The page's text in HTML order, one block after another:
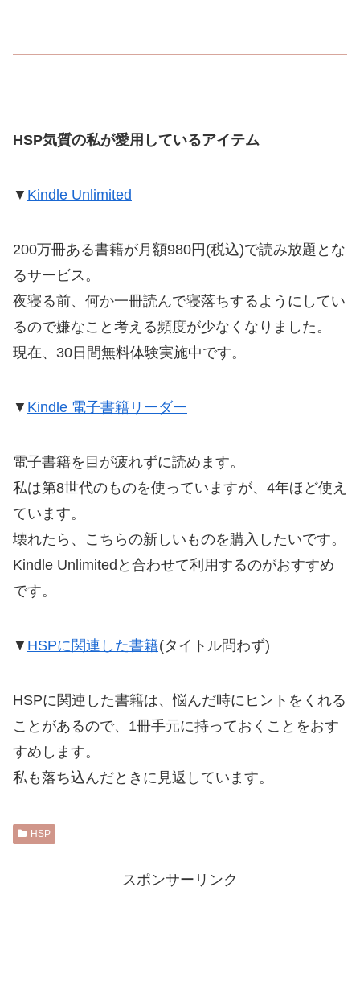
HSP気質の私が愛用しているアイテム
▼ Kindle Unlimited
200万冊ある書籍が月額980円(税込)で読み放題とな
るサービス。
夜寝る前、何か一冊読んで寝落ちするようにしてい
るので嫌なこと考える頻度が少なくなりました。
現在、30日間無料体験実施中です。
▼ Kindle 電子書籍リーダー
電子書籍を目が疲れずに読めます。
私は第8世代のものを使っていますが、4年ほど使え
ています。
壊れたら、こちらの新しいものを購入したいです。
Kindle Unlimitedと合わせて利用するのがおすすめ
です。
▼ HSPに関連した書籍(タイトル問わず)
HSPに関連した書籍は、悩んだ時にヒントをくれる
ことがあるので、1冊手元に持っておくことをおす
すめします。
私も落ち込んだときに見返しています。
HSP
スポンサーリンク